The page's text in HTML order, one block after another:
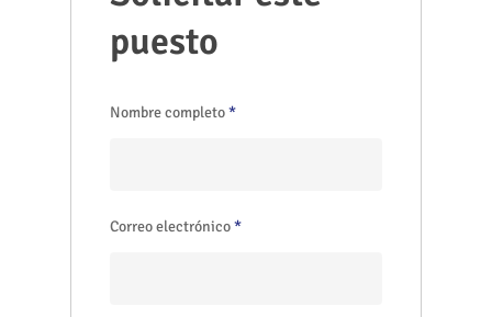
puesto
Nombre completo*
Correo electrónico*